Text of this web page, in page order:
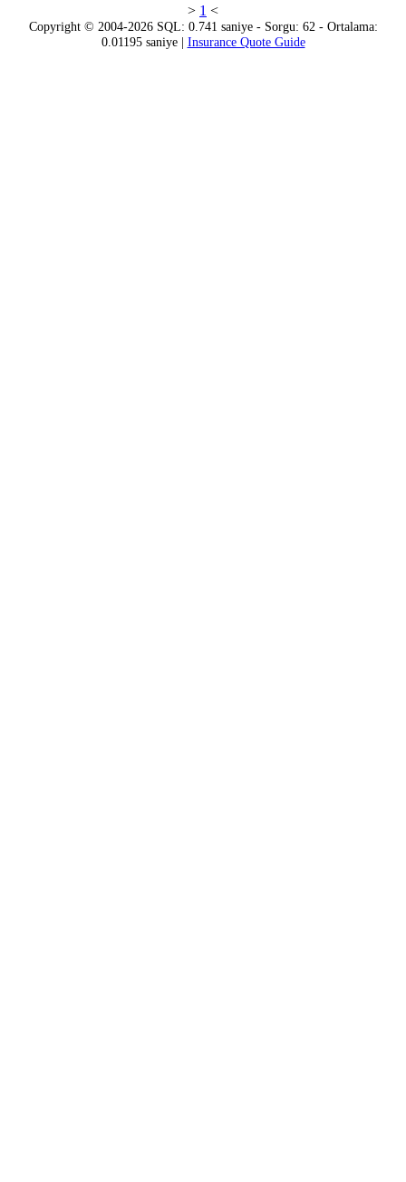
> 1 <
Copyright © 2004-2026 SQL: 0.741 saniye - Sorgu: 62 - Ortalama:
0.01195 saniye | Insurance Quote Guide